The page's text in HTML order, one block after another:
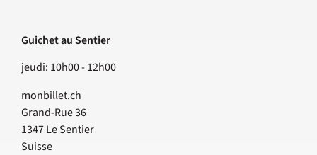
Guichet au Sentier
jeudi: 10h00 - 12h00
monbillet.ch
Grand-Rue 36
1347Le Sentier
Suisse